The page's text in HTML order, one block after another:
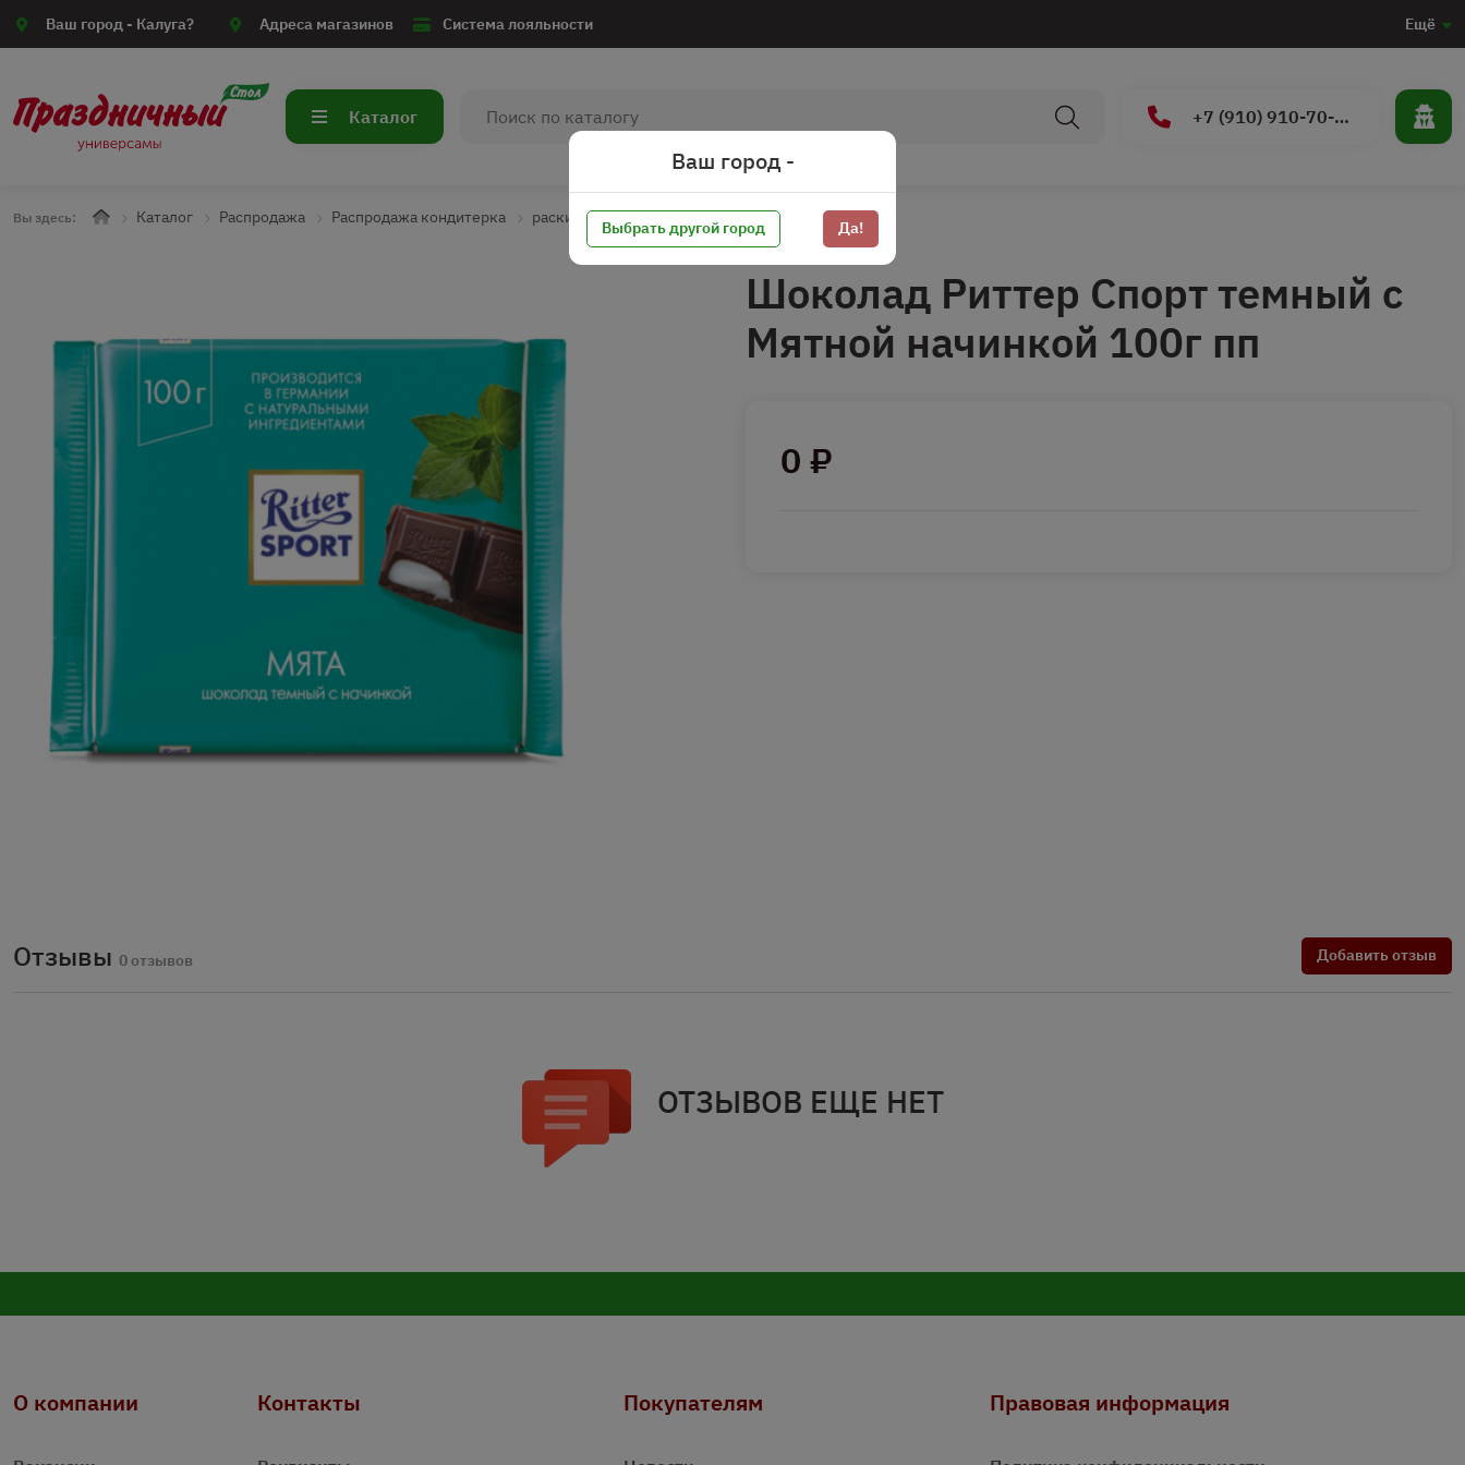
Ваш город - Калуга? Адреса магазинов Система лояльности Ещё
Каталог +7 (910) 910-70-15
Вы здесь: Каталог Распродажа Распродажа кондитерка раскидать
Шоколад Риттер Спорт темный с
Мятной начинкой 100г пп
0 ₽
Отзывы 0 отзывов Добавить отзыв
ОТЗЫВОВ ЕЩЕ НЕТ
О компании Контакты Покупателям Правовая информация
Ваш город -
Выбрать другой город Да!